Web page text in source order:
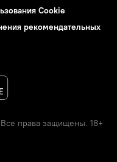
Cookie
рекомендательных
права защищены. 18+